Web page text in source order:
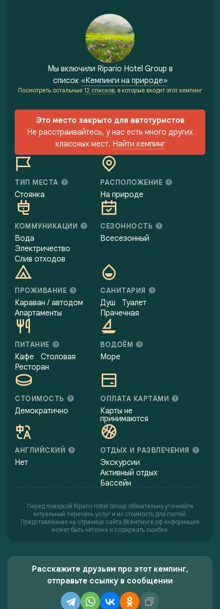
Мы включили Ripario Hotel Group в
список «Кемпинги на природе»
Посмотреть остальные 12 списков, в которые входит этот кемпинг
Это место закрыто для автотуристов
Не расстраивайтесь, у нас есть много других
классных мест. Найти кемпинг
ТИП МЕСТА
Стоянка
РАСПОЛОЖЕНИЕ
На природе
КОММУНИКАЦИИ
Вода
Электричество
Слив отходов
СЕЗОННОСТЬ
Всесезонный
ПРОЖИВАНИЕ
Караван / автодом
Апартаменты
САНИТАРИЯ
Душ
Туалет
Прачечная
ПИТАНИЕ
Кафе
Столовая
Ресторан
ВОДОЁМ
Море
СТОИМОСТЬ
Демократично
ОПЛАТА КАРТАМИ
Карты не
принимаются
АНГЛИЙСКИЙ
Нет
ОТДЫХ И РАЗВЛЕЧЕНИЯ
Экскурсии
Активный отдых
Бассейн
Перед поездкой Ripario Hotel Group обязательно уточняйте
актуальный перечень услуг и их стоимость для гостей.
Представленная на странице сайта ВКемпинге.рф информация
может быть неточна и содержать ошибки.
Расскажите друзьям про этот кемпинг,
отправьте ссылку в сообщении